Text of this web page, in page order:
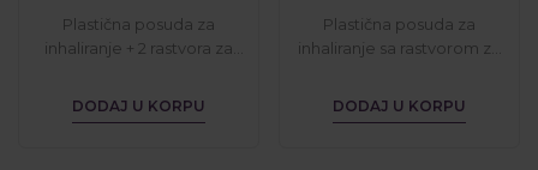
Plastična posuda za
inhaliranje + 2 rastvora za
etarskim uljima...
DODAJ U KORPU
Plastična posuda za
inhaliranje sa rastvorom za
DODAJ U KORPU